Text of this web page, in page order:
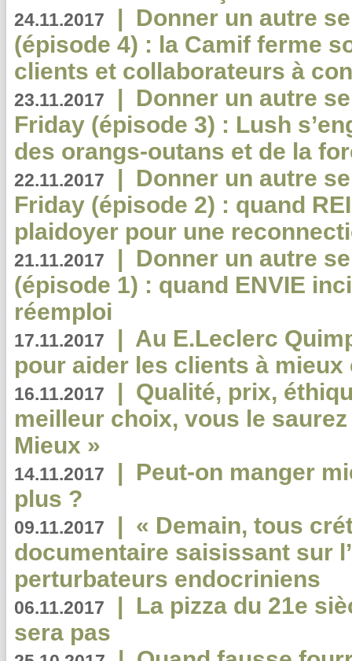
24.11.2017 | Donner un autre
(épisode 4) : la Camif ferme
clients et collaborateurs à
23.11.2017 | Donner un autre
Friday (épisode 3) : Lush
des orangs-outans et de la
22.11.2017 | Donner un autre
Friday (épisode 2) : quand
plaidoyer pour une
21.11.2017 | Donner un autre
(épisode 1) : quand ENVIE
réemploi
17.11.2017 | Au E.Leclerc
pour aider les clients à
16.11.2017 | Qualité, prix,
meilleur choix, vous le
Mieux »
14.11.2017 | Peut-on manger
plus ?
09.11.2017 | « Demain, tous
documentaire saisissant sur
perturbateurs endocriniens
06.11.2017 | La pizza du 21e
sera pas